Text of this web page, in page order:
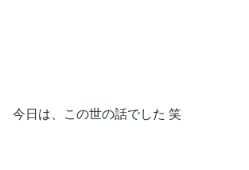
今日は、この世の話でした 笑